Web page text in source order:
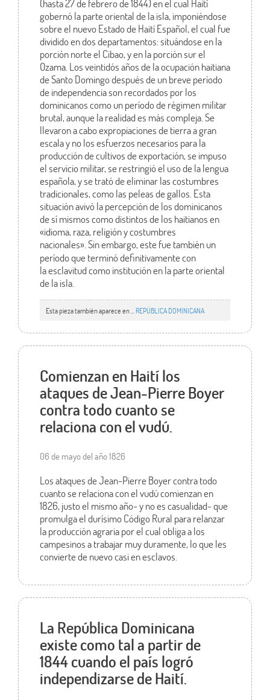
(hasta 27 de febrero de 1844) en el cual Haití
gobernó la parte oriental de la isla, imponiéndose
sobre el nuevo Estado de Haití Español, el cual fue
dividido en dos departamentos: situándose en la
porción norte el Cibao, y en la porción sur el
Ozama. Los veintidós años de la ocupación haitiana
de Santo Domingo después de un breve período
de independencia son recordados por los
dominicanos como un período de régimen militar
brutal, aunque la realidad es más compleja. Se
llevaron a cabo expropiaciones de tierra a gran
escala y no los esfuerzos necesarios para la
producción de cultivos de exportación, se impuso
el servicio militar, se restringió el uso de la lengua
española, y se trató de eliminar las costumbres
tradicionales, como las peleas de gallos. Esta
situación avivó la percepción de los dominicanos
de sí mismos como distintos de los haitianos en
«idioma, raza, religión y costumbres
nacionales».Sin embargo, este fue también un
período que terminó definitivamente con
la esclavitud como institución en la parte oriental
de la isla.
Esta pieza también aparece en ... REPÚBLICA DOMINICANA
Comienzan en Haití los
ataques de Jean-Pierre Boyer
contra todo cuanto se
relaciona con el vudú.
06 de mayo del año 1826
Los ataques de Jean-Pierre Boyer contra todo
cuanto se relaciona con el vudú comienzan en
1826, justo el mismo año- y no es casualidad- que
promulga el durísimo Código Rural para relanzar
la producción agraria por el cual obliga a los
campesinos a trabajar muy duramente, lo que les
convierte de nuevo casi en esclavos.
La República Dominicana
existe como tal a partir de
1844 cuando el país logró
independizarse de Haití.